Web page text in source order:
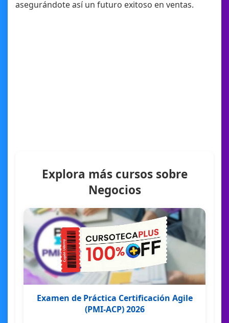
asegurándote así un futuro exitoso en ventas.
Explora más cursos sobre
Negocios
Examen de Práctica Certificación Agile
(PMI-ACP) 2026